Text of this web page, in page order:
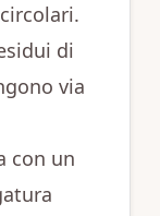
di
via
con un